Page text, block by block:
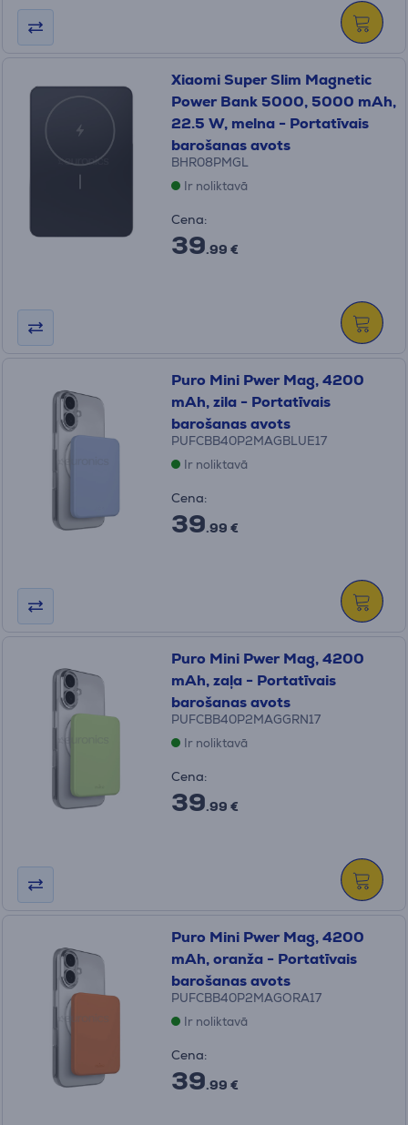
Xiaomi Super Slim Magnetic
Power Bank 5000, 5000 mAh,
22.5 W, melna - Portatīvais
barošanas avots
BHR08PMGL
Ir noliktavā
Cena:
39.99 €
Puro Mini Pwer Mag, 4200
mAh, zila - Portatīvais
barošanas avots
PUFCBB40P2MAGBLUE17
Ir noliktavā
Cena:
39.99 €
Puro Mini Pwer Mag, 4200
mAh, zaļa - Portatīvais
barošanas avots
PUFCBB40P2MAGGRN17
Ir noliktavā
Cena:
39.99 €
Puro Mini Pwer Mag, 4200
mAh, oranža - Portatīvais
barošanas avots
PUFCBB40P2MAGORA17
Ir noliktavā
Cena:
39.99 €